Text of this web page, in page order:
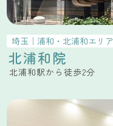
埼玉 ｜ 浦和・北浦和エリア
北浦和院
北浦和駅から徒歩2分